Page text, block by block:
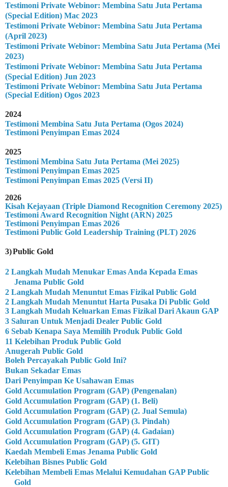
Testimoni Private Webinor: Membina Satu Juta Pertama
(Special Edition) Mac 2023
Testimoni Private Webinor: Membina Satu Juta Pertama
(April 2023)
Testimoni Private Webinor: Membina Satu Juta Pertama (Mei
2023)
Testimoni Private Webinor: Membina Satu Juta Pertama
(Special Edition) Jun 2023
Testimoni Private Webinor: Membina Satu Juta Pertama
(Special Edition) Ogos 2023
2024
Testimoni Membina Satu Juta Pertama (Ogos 2024)
Testimoni Penyimpan Emas 2024
2025
Testimoni Membina Satu Juta Pertama (Mei 2025)
Testimoni Penyimpan Emas 2025
Testimoni Penyimpan Emas 2025 (Versi II)
2026
Kisah Kejayaan (Triple Diamond Recognition Ceremony 2025)
Testimoni Award Recognition Night (ARN) 2025
Testimoni Penyimpan Emas 2026
Testimoni Public Gold Leadership Training (PLT) 2026
Public Gold
2 Langkah Mudah Menukar Emas Anda Kepada Emas
Jenama Public Gold
2 Langkah Mudah Menuntut Emas Fizikal Public Gold
2 Langkah Mudah Menuntut Harta Pusaka Di Public Gold
3 Langkah Mudah Keluarkan Emas Fizikal Dari Akaun GAP
3 Saluran Untuk Menjadi Dealer Public Gold
6 Sebab Kenapa Saya Memilih Produk Public Gold
11 Kelebihan Produk Public Gold
Anugerah Public Gold
Boleh Percayakah Public Gold Ini?
Bukan Sekadar Emas
Dari Penyimpan Ke Usahawan Emas
Gold Accumulation Program (GAP) (Pengenalan)
Gold Accumulation Program (GAP) (1. Beli)
Gold Accumulation Program (GAP) (2. Jual Semula)
Gold Accumulation Program (GAP) (3. Pindah)
Gold Accumulation Program (GAP) (4. Gadaian)
Gold Accumulation Program (GAP) (5. GIT)
Kaedah Membeli Emas Jenama Public Gold
Kelebihan Bisnes Public Gold
Kelebihan Membeli Emas Melalui Kemudahan GAP Public
Gold